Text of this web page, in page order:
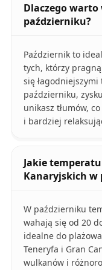
Dlaczego
październiku?
Październik to
tych, którzy
się
październiku,
unikasz tłumów,
i bardziej
Jakie
Kanaryjskich w
W październiku
wahają się od 20
idealne do
Teneryfa i Gran
wulkanów i